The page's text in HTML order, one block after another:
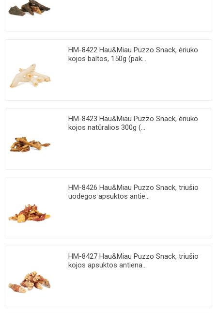
HM-8422 Hau&Miau Puzzo Snack, ėriuko
kojos baltos, 150g (pak...
HM-8423 Hau&Miau Puzzo Snack, ėriuko
kojos natūralios 300g (...
HM-8426 Hau&Miau Puzzo Snack, triušio
uodegos apsuktos antie...
HM-8427 Hau&Miau Puzzo Snack, triušio
kojos apsuktos antiena...